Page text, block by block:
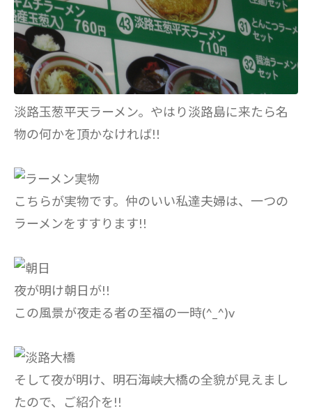
淡路玉葱平天ラーメン。やはり淡路島に来たら名
物の何かを頂かなければ!!
こちらが実物です。仲のいい私達夫婦は、一つの
ラーメンをすすります!!
夜が明け朝日が!!
この風景が夜走る者の至福の一時(^_^)v
そして夜が明け、明石海峡大橋の全貌が見えまし
たので、ご紹介を!!